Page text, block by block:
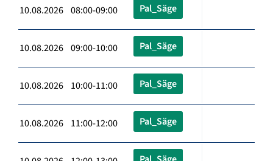
10.08.2026 08:00-09:00 Pal_Säge
10.08.2026 09:00-10:00 Pal_Säge
10.08.2026 10:00-11:00 Pal_Säge
10.08.2026 11:00-12:00 Pal_Säge